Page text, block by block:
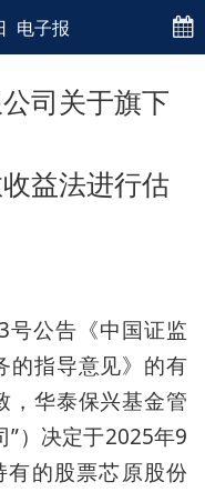
电子报
司关于旗下
益法进行估
号公告《中国证监
的指导意见》的有
，华泰保兴基金管
”）决定于2025年9
的股票芯原股份